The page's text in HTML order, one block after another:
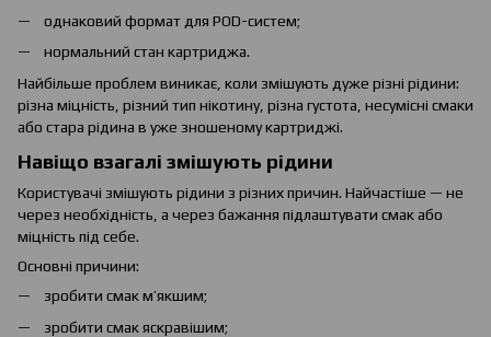
однаковий формат для POD-систем;
нормальний стан картриджа.
Найбільше проблем виникає, коли змішують дуже різні рідини:
різна міцність, різний тип нікотину, різна густота, несумісні смаки
або стара рідина в уже зношеному картриджі.
Навіщо взагалі змішують рідини
Користувачі змішують рідини з різних причин. Найчастіше — не
через необхідність, а через бажання підлаштувати смак або
міцність під себе.
Основні причини:
зробити смак м’якшим;
зробити смак яскравішим;